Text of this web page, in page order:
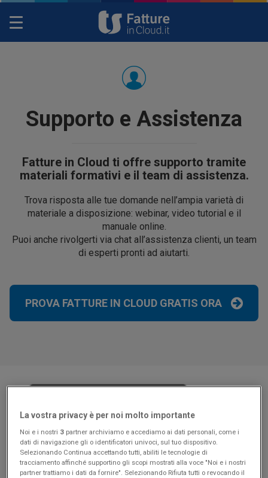
Toggle
Supporto e Assistenza
Fatture in Cloud ti offre supporto tramite
materiali formativi e il team di assistenza.
Trova risposta alle tue domande nell’ampia varietà di
materiale a disposizione: webinar, video tutorial e il
manuale online.
Puoi anche rivolgerti via chat all’assistenza clienti, un team
di esperti pronti ad aiutarti.
PROVA FATTURE IN CLOUD GRATIS ORA
La vostra privacy è per noi molto importante
Noi e i nostri 3 partner archiviamo e accediamo ai dati personali, come i
dati di navigazione gli o identificatori univoci, sul tuo dispositivo.
Selezionando Continua accettando tutti, abiliti le tecnologie di
tracciamento affinché supportino gli scopi mostrati alla voce "Noi e i nostri
partner trattiamo i dati da fornire". Selezionando Rifiuta tutti o revocando il